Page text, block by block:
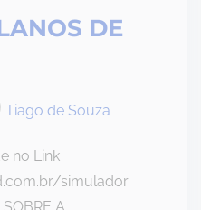
DE
Tiago de Souza
no Link
simulador